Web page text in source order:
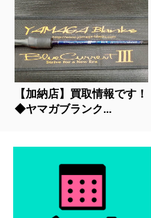
【加納店】買取情報です！
◆ヤマガブランク...